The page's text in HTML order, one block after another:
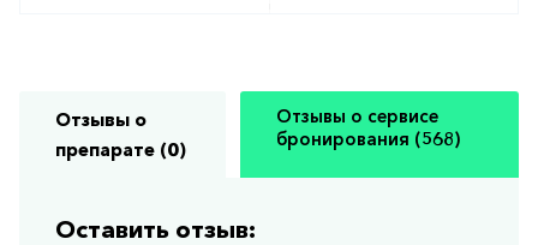
Отзывы о
препарате (0)
Отзывы о сервисе
бронирования (568)
Оставить отзыв: